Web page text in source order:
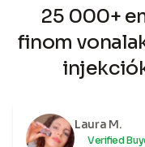
25 000+
finom
Laura M.
Verified